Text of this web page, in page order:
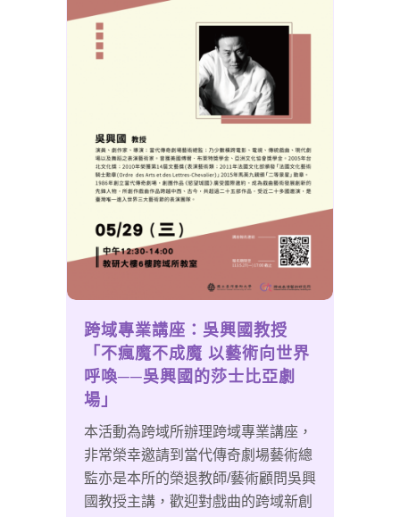
跨域專業講座：吳興國教授
「不瘋魔不成魔 以藝術向世界
呼喚──吳興國的莎士比亞劇
場」
本活動為跨域所辦理跨域專業講座，
非常榮幸邀請到當代傳奇劇場藝術總
監亦是本所的榮退教師/藝術顧問吳興
國教授主講，歡迎對戲曲的跨域新創